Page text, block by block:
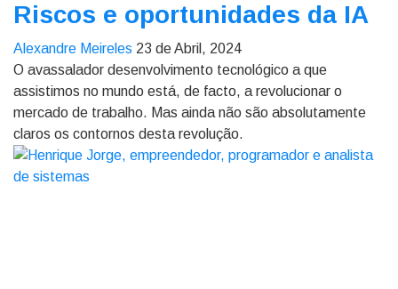
Riscos e oportunidades da IA
Alexandre Meireles 23 de Abril, 2024
O avassalador desenvolvimento tecnológico a que
assistimos no mundo está, de facto, a revolucionar o
mercado de trabalho. Mas ainda não são absolutamente
claros os contornos desta revolução.